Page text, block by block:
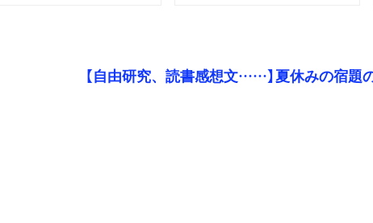
湯葉／念仏
／蕪味噌／
【自由研究、読書感想文……】夏休みの宿題